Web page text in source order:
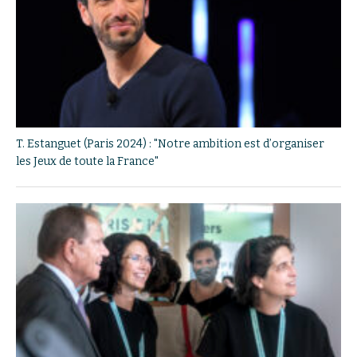
T. Estanguet (Paris 2024) : "Notre ambition est d’organiser
les Jeux de toute la France"